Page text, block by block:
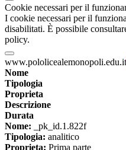
Cookie necessari per il
I cookie necessari per il
disabilitati. È possibile
policy.
www.pololicealemonopoli.edu.it
Nome
Tipologia
Proprieta
Descrizione
Durata
Nome: _pk_id.1.822f
Tipologia: analitico
Proprieta: Prima parte